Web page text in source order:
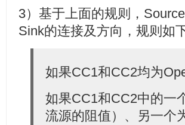
3）基于上面的规则，
Sink的连接及方向，规则如
如果CC1和CC2均为
如果CC1和CC2中的一
流源的阻值）、另一个